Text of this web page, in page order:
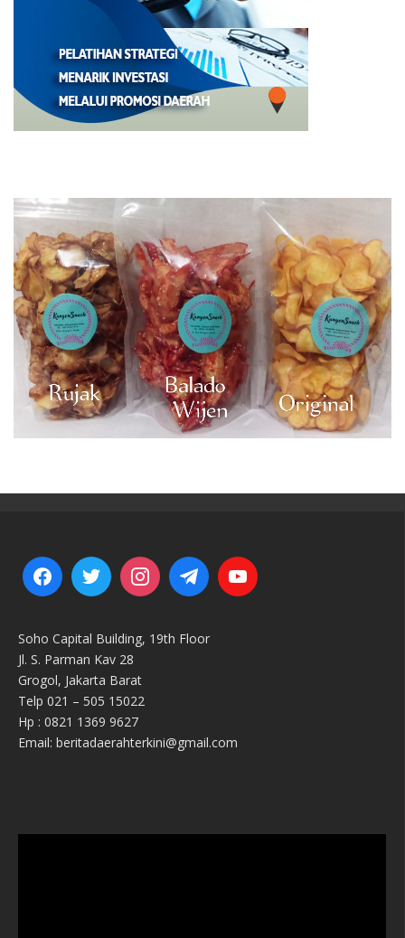
Soho Capital Building, 19th Floor
Jl. S. Parman Kav 28
Grogol, Jakarta Barat
Telp 021 – 505 15022
Hp : 0821 1369 9627
Email: beritadaerahterkini@gmail.com